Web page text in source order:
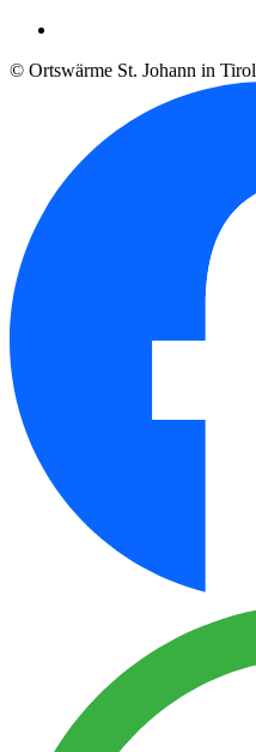
© Ortswärme St. Johann in Tirol